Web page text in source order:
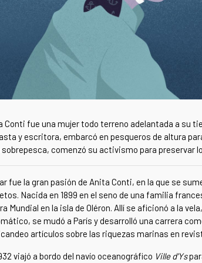
Conti fue una mujer todo terreno adelantada a su
y escritora, embarcó en pesqueros de altura
sobrepesca, comenzó su activismo para preservar
fue la gran pasión de Anita Conti, en la que se
Nacida en 1899 en el seno de una familia
Mundial en la isla de Oléron. Allí se aficionó a la
se mudó a París y desarrolló una carrera
artículos sobre las riquezas marinas en
viajó a bordo del navío oceanográfico Ville d'Ys